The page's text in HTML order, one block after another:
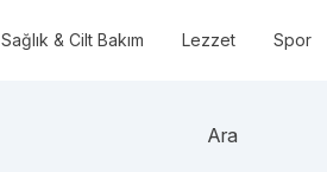
Sağlık & Cilt Bakım Lezzet Spor
Ara